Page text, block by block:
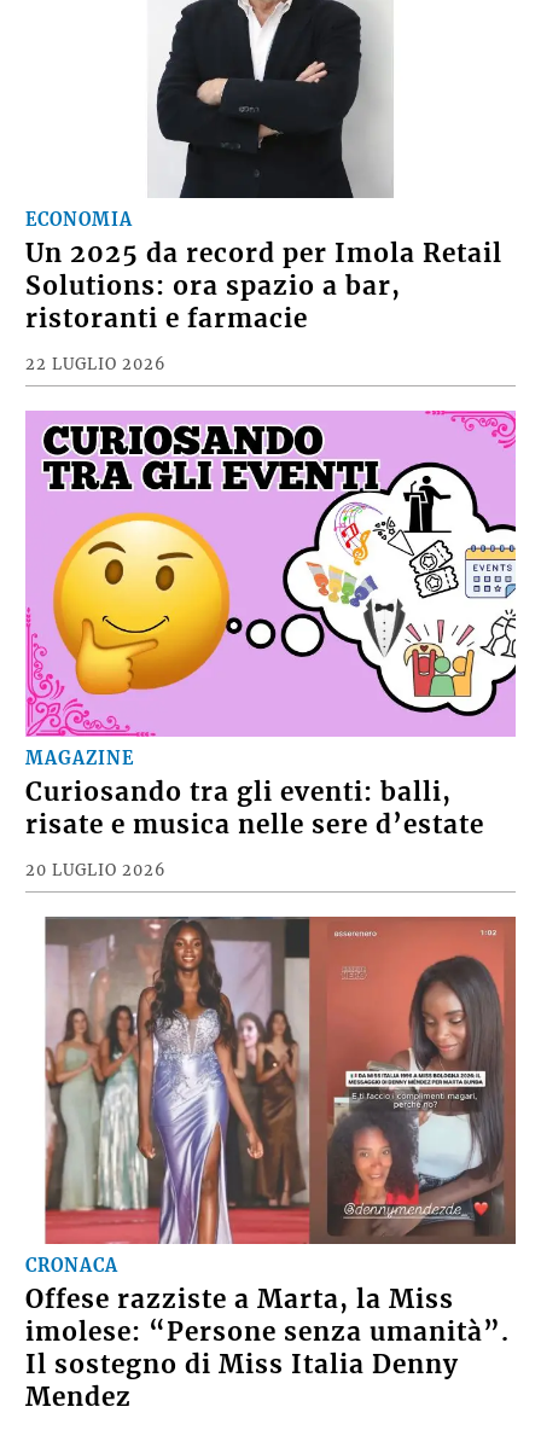
ECONOMIA
Un 2025 da record per Imola Retail
Solutions: ora spazio a bar,
ristoranti e farmacie
22 LUGLIO 2026
MAGAZINE
Curiosando tra gli eventi: balli,
risate e musica nelle sere d’estate
20 LUGLIO 2026
CRONACA
Offese razziste a Marta, la Miss
imolese: “Persone senza umanità”.
Il sostegno di Miss Italia Denny
Mendez